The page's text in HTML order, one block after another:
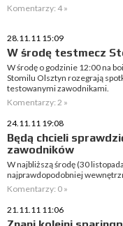
Komentarzy: 4 »
28.11.11 15:09
W środę testmecz
W środę o godzinie 12:00 na
Stomilu Olsztyn rozegrają
testowanymi zawodnikami.
Komentarzy: 2 »
24.11.11 19:08
Będą chcieli
zawodników
W najbliższą środę (30
najprawdopodobniej
Komentarzy: 0 »
21.11.11 11:06